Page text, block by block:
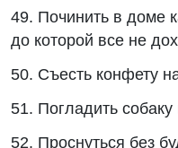
49. Починить в доме
до которой все не
50. Съесть конфету
51. Погладить собаку
52. Проснуться без